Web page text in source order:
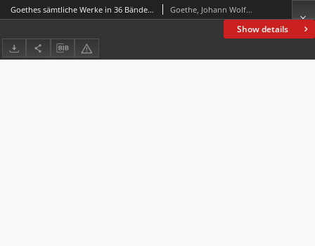
Show details
Goethes sämtliche Werke in 36 Bänden Bd. 31 Goethe, Johann Wolfgang von (1749-1832)